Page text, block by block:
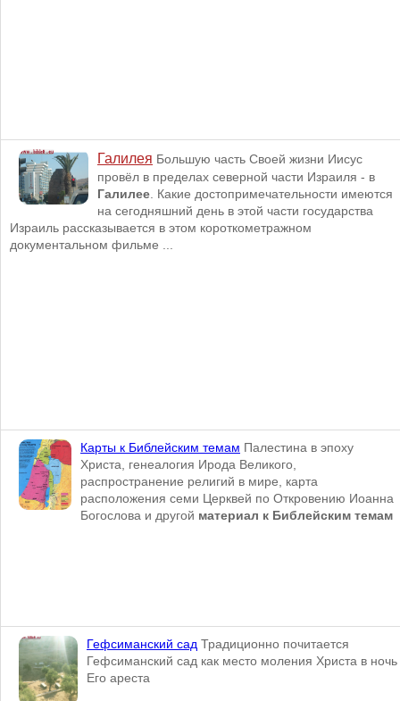
Галилея Большую часть Своей жизни Иисус
провёл в пределах северной части Израиля - в
Галилее . Какие достопримечательности имеются
на сегодняшний день в этой части государства
Израиль рассказывается в этом короткометражном
документальном фильме ...
Карты к Библейским темам Палестина в эпоху
Христа, генеалогия Ирода Великого,
распространение религий в мире, карта
расположения семи Церквей по Откровению Иоанна
Богослова и другой материал к Библейским темам
Гефсиманский сад Традиционно почитается
Гефсиманский сад как место моления Христа в ночь
Его ареста